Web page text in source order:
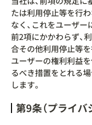
たは利用停止等を行
なく、これをユーザー
前2項にかかわらず、
合その他利用停止等
ユーザーの権利利益
るべき措置をとれる
します。
第9条（プライバ